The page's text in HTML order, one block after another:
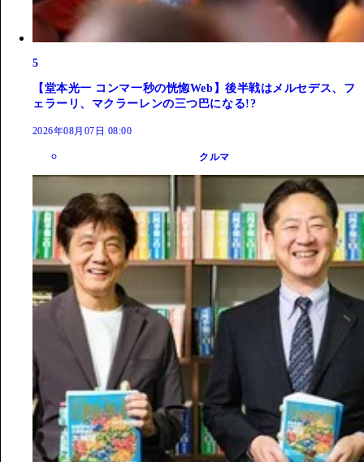
5
【堂本光一 コンマ一秒の恍惚Web】後半戦はメルセデス、フ
ェラーリ、マクラーレンの三つ巴になる!?
2026年08月07日 08:00
クルマ